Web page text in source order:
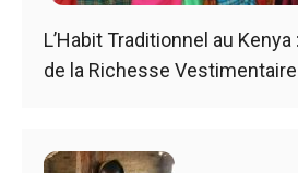
L’Habit Traditionnel au
de la Richesse